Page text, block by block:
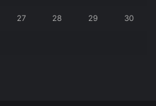
27 28 29 30